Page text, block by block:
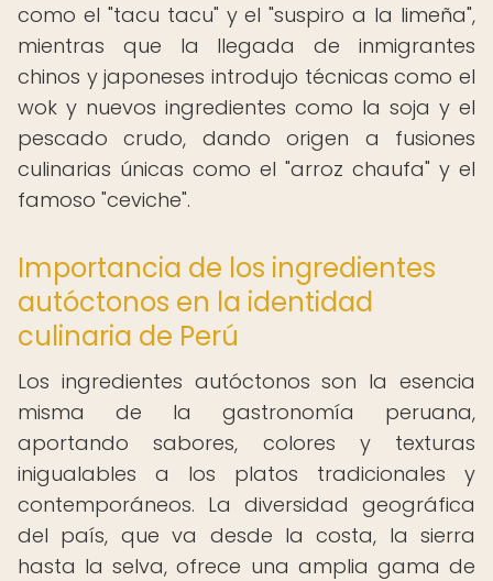
como el "tacu tacu" y el "suspiro a la limeña",
mientras que la llegada de inmigrantes
chinos y japoneses introdujo técnicas como el
wok y nuevos ingredientes como la soja y el
pescado crudo, dando origen a fusiones
culinarias únicas como el "arroz chaufa" y el
famoso "ceviche".
Importancia de los ingredientes
autóctonos en la identidad
culinaria de Perú
Los ingredientes autóctonos son la esencia
misma de la gastronomía peruana,
aportando sabores, colores y texturas
inigualables a los platos tradicionales y
contemporáneos. La diversidad geográfica
del país, que va desde la costa, la sierra
hasta la selva, ofrece una amplia gama de